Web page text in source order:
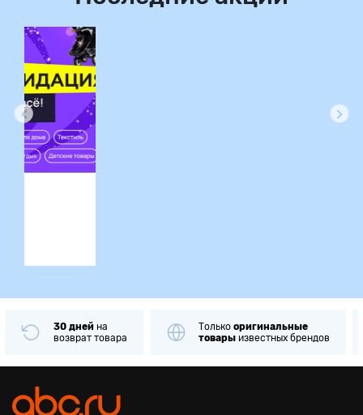
30 дней на
возврат товара
Только оригинальные
товары известных брендов